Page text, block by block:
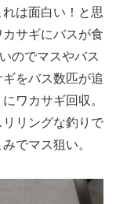
は面白い！と思
サギにバスが食
のでマスやバス
をバス数匹が追
ワカサギ回収。
リングな釣りで
でマス狙い。